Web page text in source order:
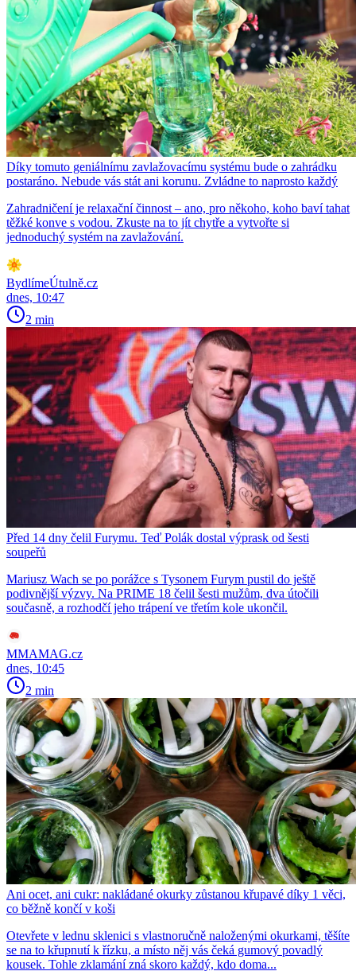
Díky tomuto geniálnímu zavlažovacímu systému bude o zahrádku
postaráno. Nebude vás stát ani korunu. Zvládne to naprosto každý
Zahradničení je relaxační činnost – ano, pro někoho, koho baví tahat
těžké konve s vodou. Zkuste na to jít chytře a vytvořte si
jednoduchý systém na zavlažování.
BydlímeÚtulně.cz
dnes, 10:47
2 min
Před 14 dny čelil Furymu. Teď Polák dostal výprask od šesti
soupeřů
Mariusz Wach se po porážce s Tysonem Furym pustil do ještě
podivnější výzvy. Na PRIME 18 čelil šesti mužům, dva útočili
současně, a rozhodčí jeho trápení ve třetím kole ukončil.
MMAMAG.cz
dnes, 10:45
2 min
Ani ocet, ani cukr: nakládané okurky zůstanou křupavé díky 1 věci,
co běžně končí v koši
Otevřete v lednu sklenici s vlastnoručně naloženými okurkami, těšíte
se na to křupnutí k řízku, a místo něj vás čeká gumový povadlý
kousek. Tohle zklamání zná skoro každý, kdo doma...